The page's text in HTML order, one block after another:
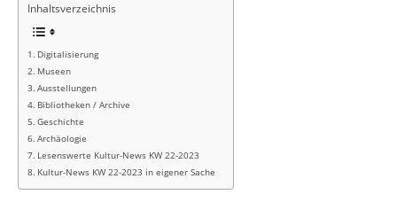
Inhaltsverzeichnis
Digitalisierung
Museen
Ausstellungen
Bibliotheken / Archive
Geschichte
Archäologie
Lesenswerte Kultur-News KW 22-2023
Kultur-News KW 22-2023 in eigener Sache